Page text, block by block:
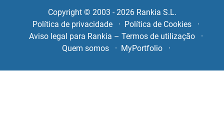
Copyright © 2003 - 2026 Rankia S.L.
Política de privacidade
Política de Cookies
Aviso legal para Rankia – Termos de utilização
Quem somos
MyPortfolio